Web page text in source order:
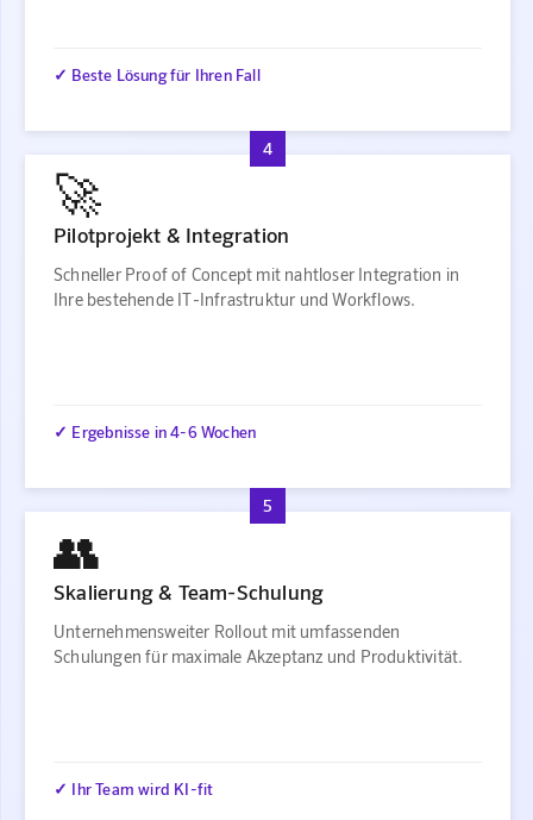
✓ Beste Lösung für Ihren Fall
4
🚀
Pilotprojekt & Integration
Schneller Proof of Concept mit nahtloser Integration in
Ihre bestehende IT-Infrastruktur und Workflows.
✓ Ergebnisse in 4-6 Wochen
5
👥
Skalierung & Team-Schulung
Unternehmensweiter Rollout mit umfassenden
Schulungen für maximale Akzeptanz und Produktivität.
✓ Ihr Team wird KI-fit